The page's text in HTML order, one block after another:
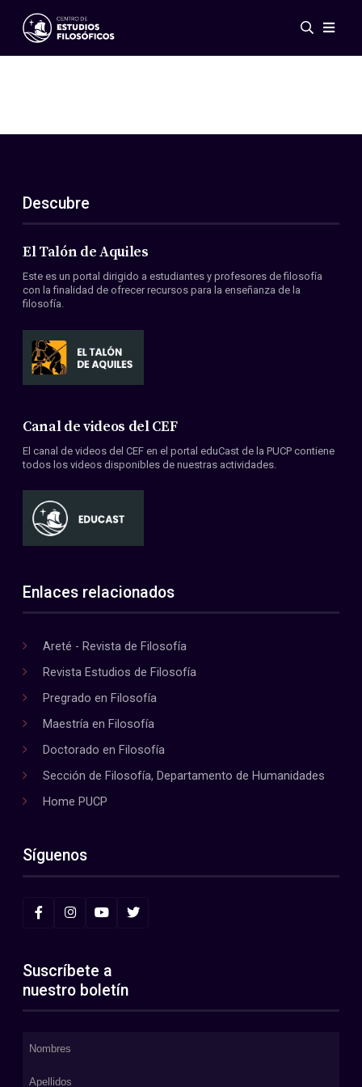
Eventos
ES
EN
Acerca de nosotros
Miembros
Convenios
Descubre
El Talón de Aquiles
Este es un portal dirigido a estudiantes y profesores de filosofía
con la finalidad de ofrecer recursos para la enseñanza de la
filosofía.
Canal de videos del CEF
El canal de videos del CEF en el portal eduCast de la PUCP contiene
todos los videos disponibles de nuestras actividades.
Enlaces relacionados
Areté - Revista de Filosofía
Revista Estudios de Filosofía
Pregrado en Filosofía
Maestría en Filosofía
Doctorado en Filosofía
Sección de Filosofía, Departamento de Humanidades
Home PUCP
Síguenos
Suscríbete a
nuestro boletín